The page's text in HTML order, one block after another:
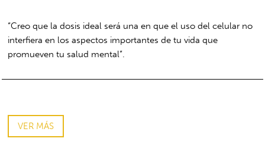
“Creo que la dosis ideal será una en que el uso del celular no
interfiera en los aspectos importantes de tu vida que
promueven tu salud mental”.
VER MÁS